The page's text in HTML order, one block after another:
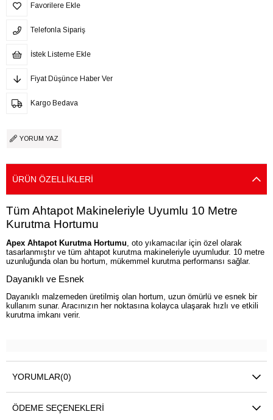
Favorilere Ekle
Telefonla Sipariş
İstek Listeme Ekle
Fiyat Düşünce Haber Ver
Kargo Bedava
YORUM YAZ
ÜRÜN ÖZELLIKLERI
Tüm Ahtapot Makineleriyle Uyumlu 10 Metre
Kurutma Hortumu
Apex Ahtapot Kurutma Hortumu, oto yıkamacılar için özel olarak
tasarlanmıştır ve tüm ahtapot kurutma makineleriyle uyumludur. 10 metre
uzunluğunda olan bu hortum, mükemmel kurutma performansı sağlar.
Dayanıklı ve Esnek
Dayanıklı malzemeden üretilmiş olan hortum, uzun ömürlü ve esnek bir
kullanım sunar. Aracınızın her noktasına kolayca ulaşarak hızlı ve etkili
kurutma imkanı verir.
YORUMLAR(0)
ÖDEME SEÇENEKLERI